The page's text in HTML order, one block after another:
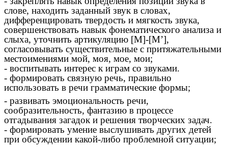
слове, находить заданный звук в словах,
дифференцировать твердость и мягкость звука,
совершенствовать навык фонематического анализа и
слыха, уточнить артикуляцию [М]-[М’],
согласовывать существительные с притяжательными
местоимениями мой, моя, мое, мои;
- воспитывать интерес к играм со звуками.
- формировать связную речь, правильно
использовать в речи грамматические формы;
- развивать эмоциональность речи,
сообразительность, фантазию в процессе
отгадывания загадок и решения творческих задач.
- формировать умение выслушивать других детей
при обсуждении какой-либо проблемной ситуации;